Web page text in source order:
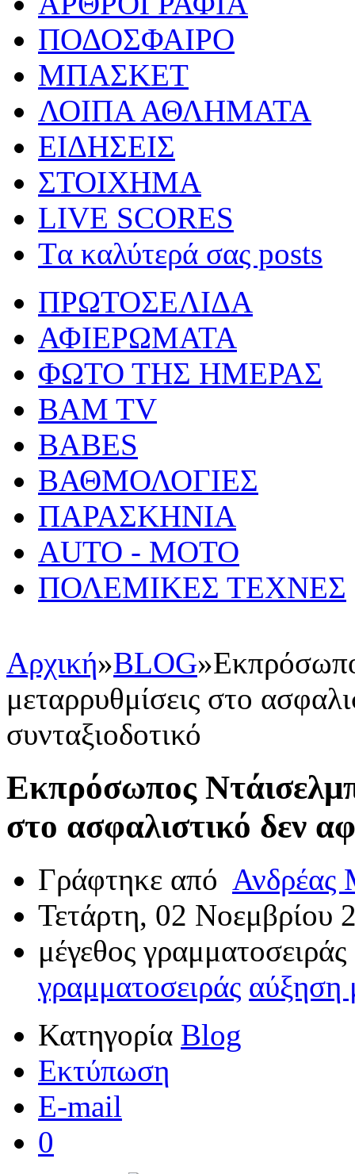
ΠΟΔΟΣΦΑΙΡΟ
ΜΠΑΣΚΕΤ
ΛΟΙΠΑ ΑΘΛΗΜΑΤΑ
ΕΙΔΗΣΕΙΣ
ΣΤΟΙΧΗΜΑ
LIVE SCORES
Tα καλύτερά σας posts
ΠΡΩΤΟΣΕΛΙΔΑ
ΑΦΙΕΡΩΜΑΤΑ
ΦΩΤΟ ΤΗΣ ΗΜΕΡΑΣ
BAM TV
BABES
ΒΑΘΜΟΛΟΓΙΕΣ
ΠΑΡΑΣΚΗΝΙΑ
AUTO - MOTO
ΠΟΛΕΜΙΚΕΣ ΤΕΧΝΕΣ
Αρχική»BLOG»
μεταρρυθμίσεις στο
συνταξιοδοτικό
Εκπρόσωπος
στο ασφαλιστικό δεν
Γράφτηκε από Ανδρέας
Τετάρτη, 02 Νοεμβρίου
μέγεθος γραμματοσειράς
γραμματοσειράς αύξηση
Κατηγορία Blog
Εκτύπωση
E-mail
0